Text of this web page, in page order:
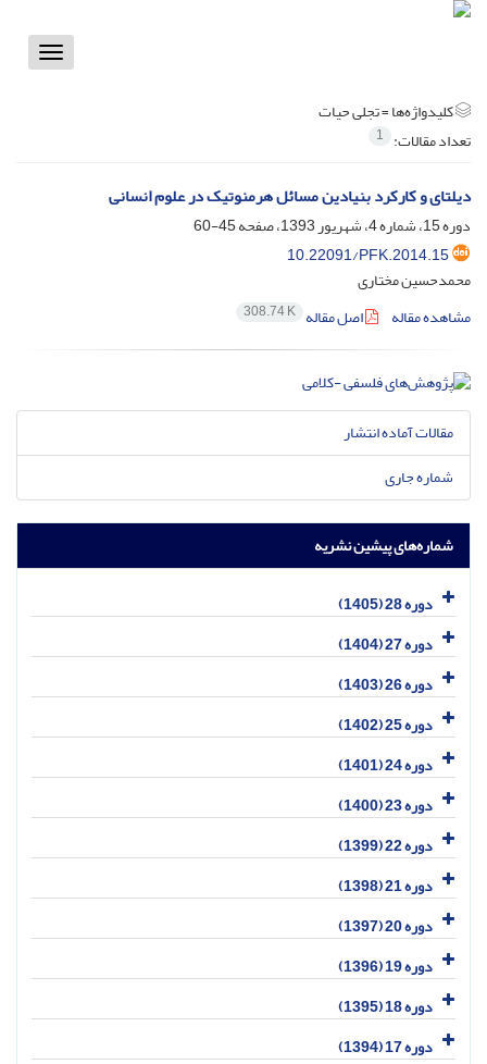
Toggle
کلیدواژه‌ها =تجلی حیات
تعداد مقالات: 1
دیلتای و کارکرد بنیادین مسائل هرمنوتیک در علوم انسانی
دوره 15، شماره 4، شهریور 1393، صفحه
45-60
10.22091/PFK.2014.15
محمدحسین مختاری
مشاهده مقاله
اصل مقاله 308.74 K
مقالات آماده انتشار
شماره جاری
شماره‌های پیشین نشریه
دوره 28 (1405)
دوره 27 (1404)
دوره 26 (1403)
دوره 25 (1402)
دوره 24 (1401)
دوره 23 (1400)
دوره 22 (1399)
دوره 21 (1398)
دوره 20 (1397)
دوره 19 (1396)
دوره 18 (1395)
دوره 17 (1394)